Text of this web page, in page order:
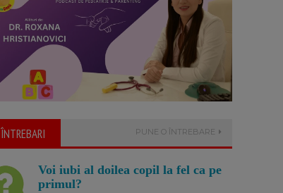
ÎNTREBARI PUNE O ÎNTREBARE
Voi iubi al doilea copil la fel ca pe
primul?